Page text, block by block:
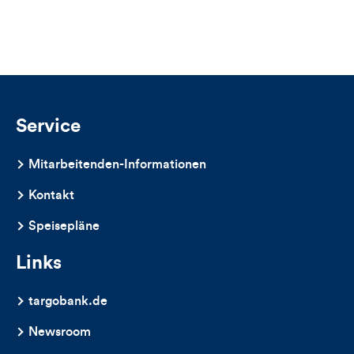
Kommentare
dieses
Artikels
Service
Mitarbeitenden-Informationen
Kontakt
Speisepläne
Links
targobank.de
Newsroom